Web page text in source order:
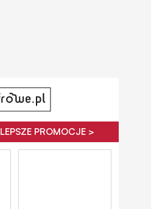
PROMOCJE >